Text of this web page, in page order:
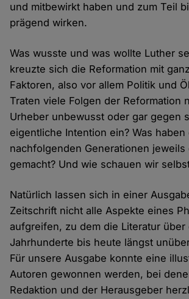
und mitbewirkt haben und zum Teil
prägend wirken.
Was wusste und was wollte Luther
kreuzte sich die Reformation mit
Faktoren, also vor allem Politik und
Traten viele Folgen der Reformation
Urheber unbewusst oder gar gegen
eigentliche Intention ein? Was haben
nachfolgenden Generationen jeweils
gemacht? Und wie schauen wir
Natürlich lassen sich in einer
Zeitschrift nicht alle Aspekte eines
aufgreifen, zu dem die Literatur über
Jahrhunderte bis heute längst
Für unsere Ausgabe konnte eine
Autoren gewonnen werden, bei
Redaktion und der Herausgeber